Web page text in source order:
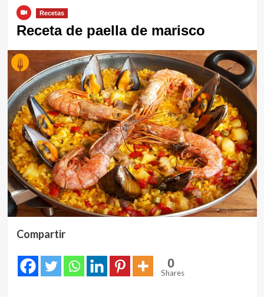
Recetas
Receta de paella de marisco
Compartir
0
Shares